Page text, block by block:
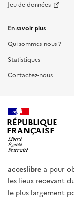
Jeu de données
En savoir plus
Qui sommes-nous ?
Statistiques
Contactez-nous
RÉPUBLIQUE
FRANÇAISE
acceslibre a pour
les lieux recevant
le plus largement